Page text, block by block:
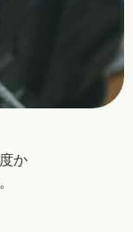
か